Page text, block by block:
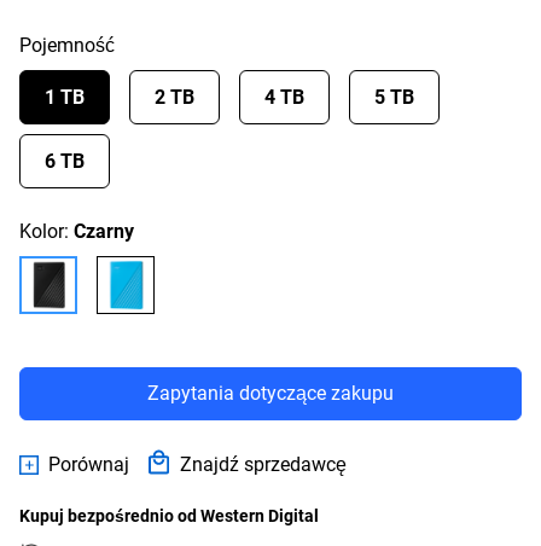
Pojemność
1 TB 2 TB 4 TB 5 TB
6 TB
Kolor: Czarny
Zapytania dotyczące zakupu
Porównaj Znajdź sprzedawcę
Kupuj bezpośrednio od Western Digital